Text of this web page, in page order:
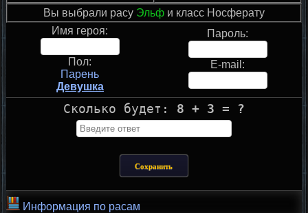
Вы выбрали расу Эльфи класс Носферату
Имя героя:
Пол:
Парень
Девушка
Пароль:
E-mail:
Сколько будет: 8 + 3 = ?
Информация по расам